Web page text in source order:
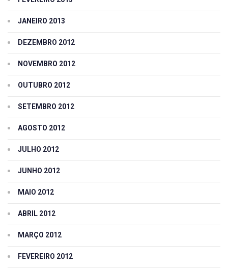
JANEIRO 2013
DEZEMBRO 2012
NOVEMBRO 2012
OUTUBRO 2012
SETEMBRO 2012
AGOSTO 2012
JULHO 2012
JUNHO 2012
MAIO 2012
ABRIL 2012
MARÇO 2012
FEVEREIRO 2012